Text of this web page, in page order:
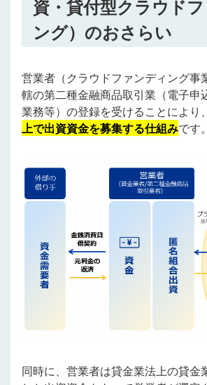
資・貸付型クラウド
ング）のおさらい
営業者（クラウドファンディング事
轄の第二種金融商品取引業（電子申
業務等）の登録を受けることにより、
上で出資資金を募集する仕組みです。
同時に、営業者は貸金業法上の貸金